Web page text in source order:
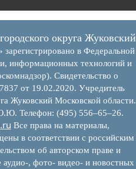
округа Жуковский
в Федеральной
информационных технологий и
Свидетельство о
от 19.02.2020. Учредитель
Жуковский Московской области.
Телефон: (495) 556–65–26.
Все права на материалы,
в соответствии с российским
об авторском праве и
, фото- видео- и новостных